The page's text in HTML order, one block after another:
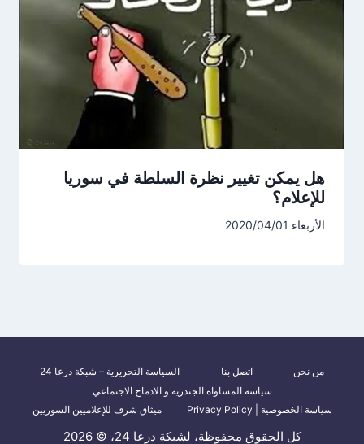
هل يمكن تغيير نظرة السلطة في سوريا
للإعلام؟
الأربعاء 2020/04/01
من نحن اتصل بنا
السياسة التحريرية – شبكة درعا 24
سياسة المساواة الجندرية و الادماج الاجتماعي
سياسة الخصوصية | Privacy Policy
ميثاق شرف للإعلاميين السوريين
كل الحقوق محفوظة، لشبكة درعا 24، © 2026